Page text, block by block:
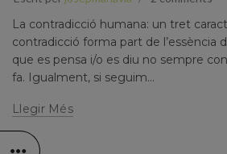
La contradicció humana: un tret
contradicció forma part de l’essència
que es pensa i/o es diu no sempre
fa. Igualment, si seguim...
Llegir Més